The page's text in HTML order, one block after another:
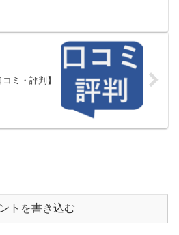
ミ・評判】
トを書き込む